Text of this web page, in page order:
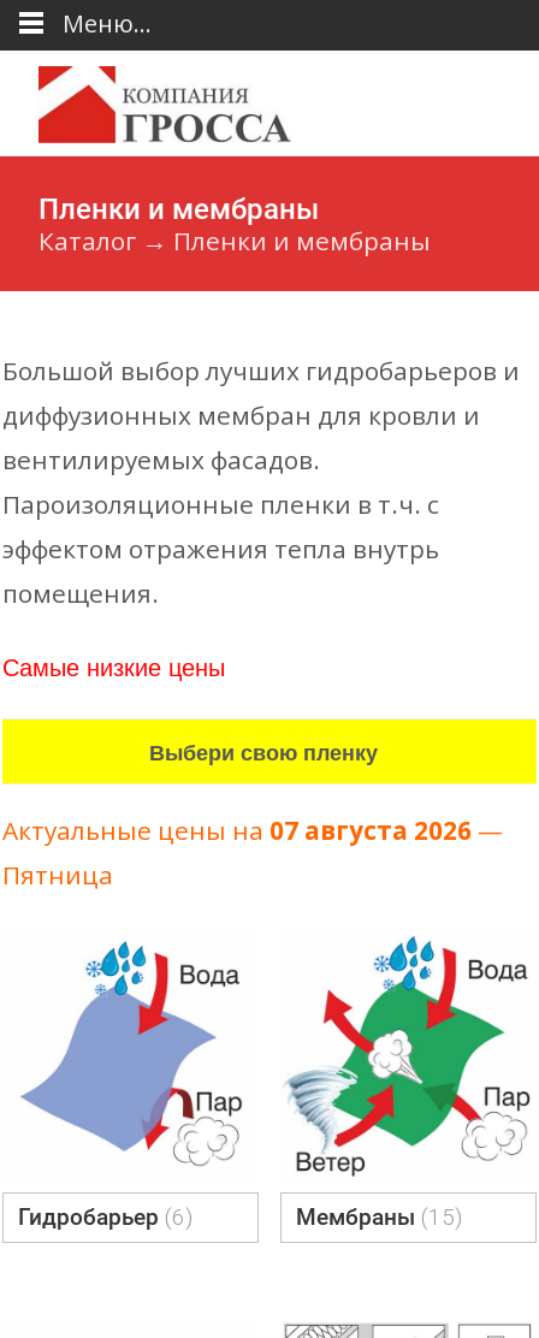
Пленки и мембраны
Каталог → Пленки и мембраны
Большой выбор лучших гидробарьеров и
диффузионных мембран для кровли и
вентилируемых фасадов.
Пароизоляционные пленки в т.ч. с
эффектом отражения тепла внутрь
помещения.
Самые низкие цены
Выбери свою пленку
Актуальные цены на 07 августа 2026 —
Пятница
Гидробарьер (6) Мембраны (15)
Меню...